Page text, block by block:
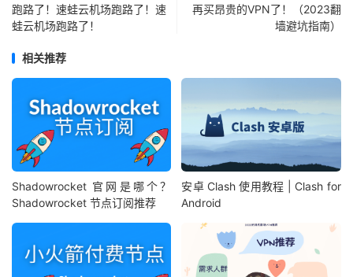
跑路了！速蛙云机场跑路了！速
蛙云机场跑路了！
再买昂贵的VPN了！（2023翻
墙避坑指南）
相关推荐
Shadowrocket 官网是哪个？
Shadowrocket 节点订阅推荐
安卓 Clash 使用教程 | Clash for
Android